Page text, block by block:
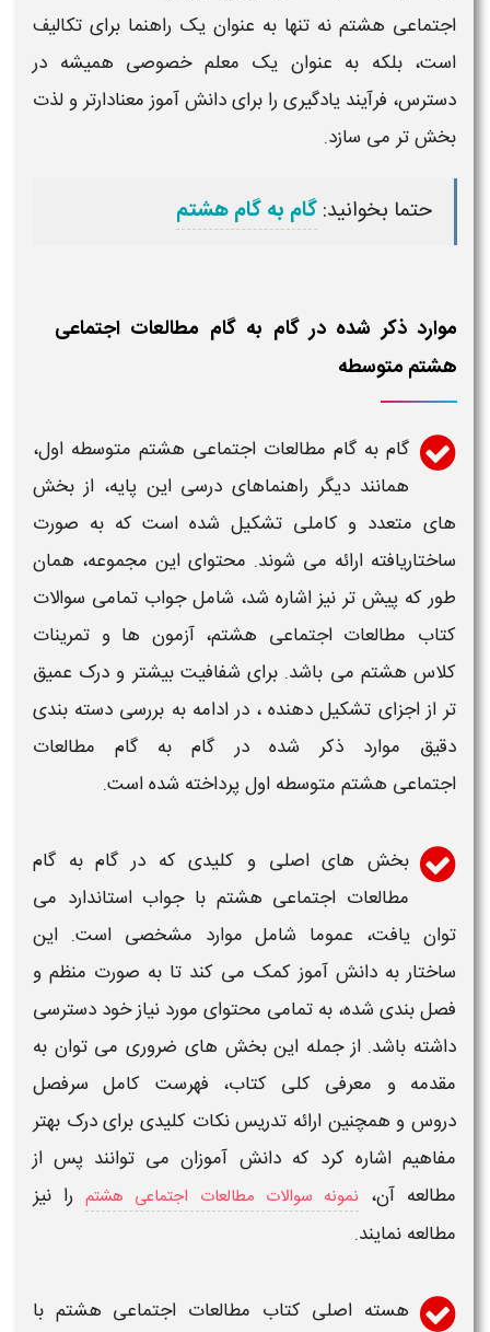
اجتماعی هشتم نه تنها به عنوان یک راهنما برای تکالیف
است، بلکه به عنوان یک معلم خصوصی همیشه در
دسترس، فرآیند یادگیری را برای دانش آموز معنادارتر و لذت
بخش تر می سازد.
حتما بخوانید:گام به گام هشتم
موارد ذکر شده در گام به گام مطالعات اجتماعی
هشتم متوسطه
گام به گام مطالعات اجتماعی هشتم متوسطه اول،
همانند دیگر راهنماهای درسی این پایه، از بخش
های متعدد و کاملی تشکیل شده است که به صورت
ساختاریافته ارائه می شوند. محتوای این مجموعه، همان
طور که پیش تر نیز اشاره شد، شاملجوابتمامی سوالات
کتاب مطالعات اجتماعی هشتم، آزمون ها و تمرینات
کلاس هشتم می باشد. برای شفافیت بیشتر و درک عمیق
تر از اجزای تشکیل دهنده ، در ادامه به بررسی دسته بندی
دقیق موارد ذکر شده در گام به گام مطالعات
اجتماعی هشتم متوسطه اولپرداخته شده است.
بخش های اصلی و کلیدی که درگام به گام
مطالعات اجتماعی هشتم باجواباستاندارد می
توان یافت، عموما شامل موارد مشخصی است. این
ساختار به دانش آموز کمک می کند تا به صورت منظم و
فصل بندی شده، به تمامی محتوای مورد نیاز خود دسترسی
داشته باشد. از جمله این بخش های ضروری می توان به
مقدمه و معرفی کلی کتاب، فهرست کامل سرفصل
دروس و همچنین ارائه تدریس نکات کلیدی برای درک بهتر
مفاهیم اشاره کرد که دانش آموزان می توانند پس از
مطالعه آن، نمونه سوالات مطالعات اجتماعی هشتم را نیز
مطالعه نمایند.
هسته اصلی کتاب مطالعات اجتماعی هشتم با